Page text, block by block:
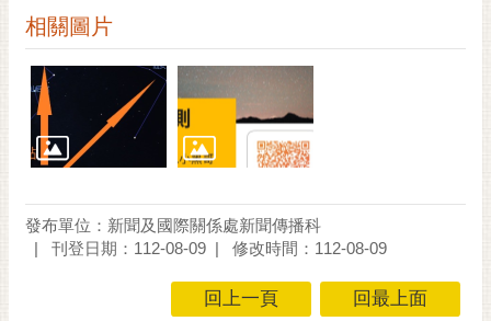
相關圖片
發布單位：新聞及國際關係處新聞傳播科
刊登日期：112-08-09
修改時間：112-08-09
回上一頁 回最上面